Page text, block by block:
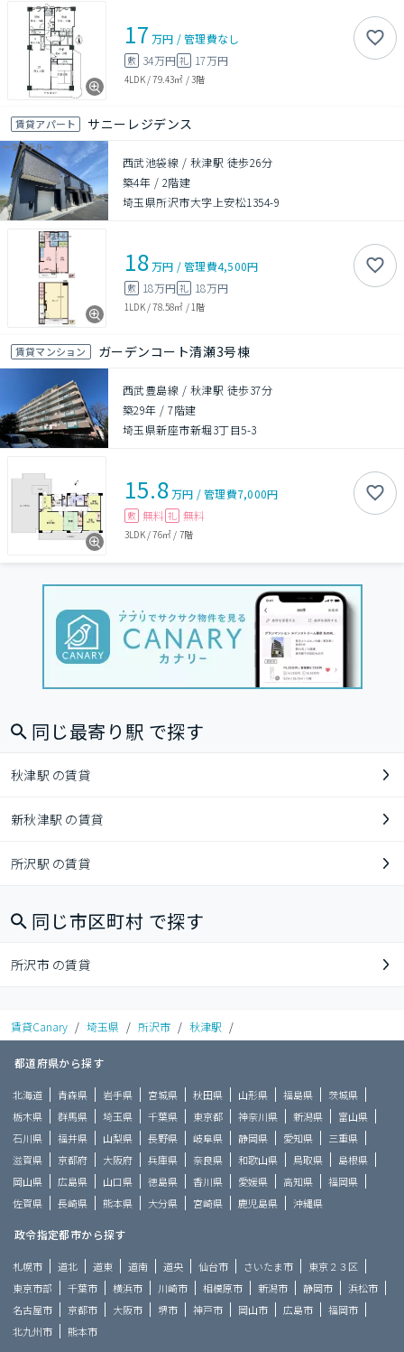
17 万円 /管理費なし
敷 34万円 礼 17万円
4LDK/79.43㎡ /3階
賃貸アパート サニーレジデンス
西武池袋線 / 秋津駅 徒歩26分
築4年 / 2階建
埼玉県所沢市大字上安松1354-9
18万円 /管理費4,500円
敷 18万円 礼 18万円
1LDK/78.58㎡ / 1階
賃貸マンション ガーデンコート清瀬3号棟
西武豊島線 / 秋津駅 徒歩37分
築29年 /7階建
埼玉県新座市新堀3丁目5-3
15.8万円 /管理費7,000円
敷 無料 礼 無料
3LDK/76㎡ / 7階
同じ最寄り駅 で探す
秋津駅 の賃貸
新秋津駅 の賃貸
所沢駅 の賃貸
同じ市区町村 で探す
所沢市 の賃貸
賃貸Canary / 埼玉県 / 所沢市 / 秋津駅 /
都道府県から探す
北海道 青森県 岩手県 宮城県 秋田県 山形県 福島県
茨城県
栃木県
群馬県 埼玉県 千葉県 東京都 神奈川県 新潟県
富山県
石川県
福井県 山梨県 長野県 岐阜県 静岡県 愛知県
三重県
滋賀県
京都府 大阪府 兵庫県 奈良県 和歌山県 鳥取県
島根県
岡山県
広島県 山口県 徳島県 香川県 愛媛県 高知県
福岡県
佐賀県
長崎県 熊本県 大分県 宮崎県 鹿児島県 沖縄県
政令指定都市から探す
札幌市 道北 道東 道南 道央 仙台市 さいたま市
東京２３区
東京市部
千葉市 横浜市 川崎市 相模原市 新潟市 静岡市
浜松市
名古屋市
京都市 大阪市 堺市 神戸市 岡山市 広島市
福岡市
北九州市
熊本市